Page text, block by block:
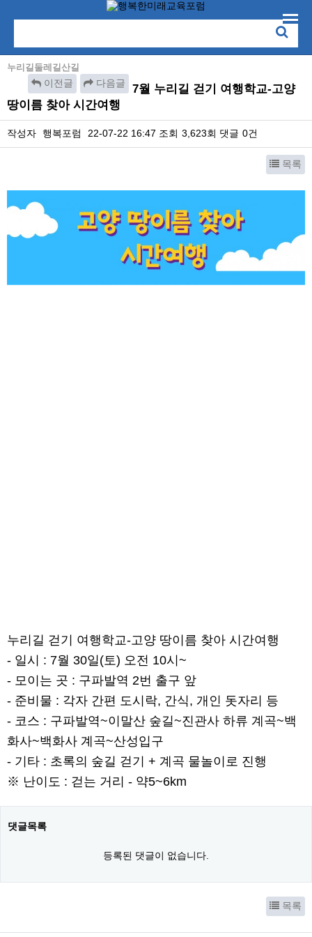
누리길둘레길산길
이전글 다음글
7월 누리길 걷기 여행학교-고양
땅이름 찾아 시간여행
작성자 행복포럼 22-07-22 16:47 조회 3,623회 댓글 0건
목록
누리길 걷기 여행학교-고양 땅이름 찾아 시간여행
- 일시 : 7월 30일(토) 오전 10시~
- 모이는 곳 : 구파발역 2번 출구 앞
- 준비물 : 각자 간편 도시락, 간식, 개인 돗자리 등
- 코스 : 구파발역~이말산 숲길~진관사 하류 계곡~백
화사~백화사 계곡~산성입구
- 기타 : 초록의 숲길 걷기 + 계곡 물놀이로 진행
※ 난이도 : 걷는 거리 - 약5~6km
댓글목록
등록된 댓글이 없습니다.
목록